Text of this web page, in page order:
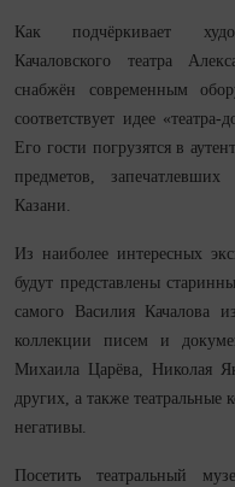
Как подчёркивает
Качаловского театра
снабжён современным
соответствует идее
Его гости погрузятся в
предметов, запечатлевших
Казани.
Из наиболее интересных
будут представлены
самого Василия Качалова
коллекции писем и
Михаила Царёва, Николая
других, а также
негативы.
Посетить театральный